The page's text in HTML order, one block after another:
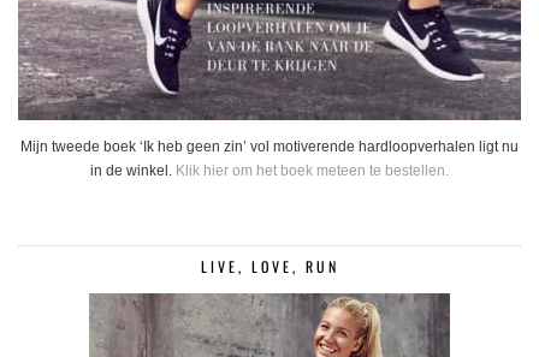
Mijn tweede boek ‘Ik heb geen zin’ vol motiverende hardloopverhalen ligt nu
in de winkel. Klik hier om het boek meteen te bestellen.
LIVE, LOVE, RUN